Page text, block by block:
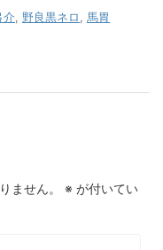
介 野良黒ネロ
馬胃
ません。 ※ が付いてい